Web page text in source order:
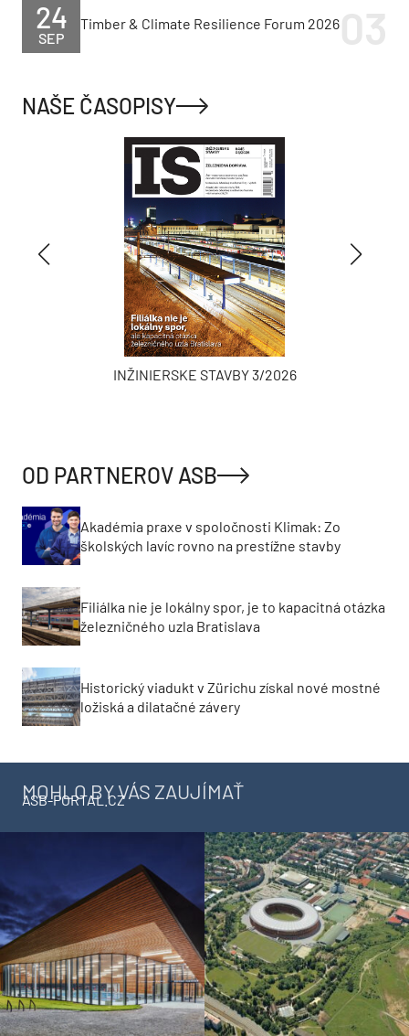
SEP
24 Timber & Climate Resilience Forum 2026
NAŠE ČASOPISY
INŽINIERSKE STAVBY 3/2026
OD PARTNEROV ASB
Akadémia praxe v spoločnosti Klimak: Zo
školských lavíc rovno na prestížne stavby
Filiálka nie je lokálny spor, je to kapacitná otázka
železničného uzla Bratislava
Historický viadukt v Zürichu získal nové mostné
ložiská a dilatačné závery
MOHLO BY VÁS ZAUJÍMAŤ
ASB-PORTAL.CZ